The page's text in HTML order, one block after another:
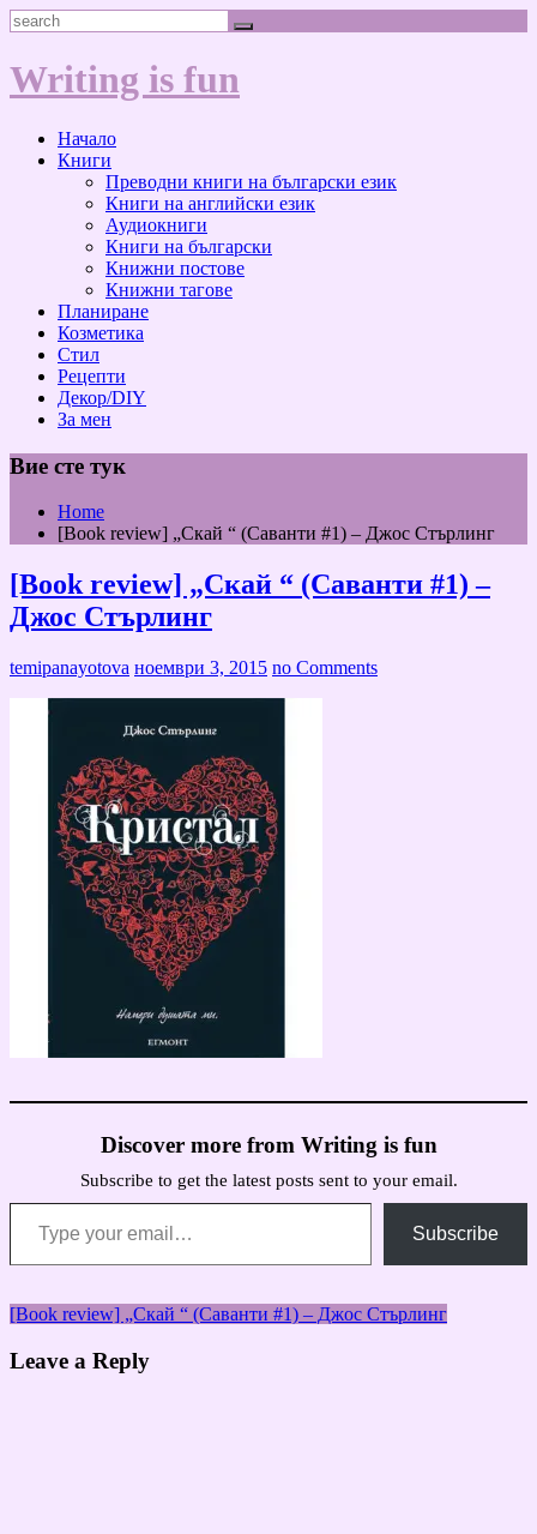
Skip
Search
Writing is fun
Начало
Книги
Преводни книги на български език
Книги на английски език
Аудиокниги
Книги на български
Книжни постове
Книжни тагове
Планиране
Козметика
Стил
Рецепти
Декор/DIY
За мен
Вие сте тук
Home
[Book review] „Скай “ (Саванти #1) – Джос Стърлинг
[Book review] „Скай “ (Саванти #1) –
Джос Стърлинг
temipanayotova ноември 3, 2015 no Comments
Discover more from Writing is fun
Subscribe to get the latest posts sent to your email.
Type your email…
Subscribe
Навигация
[Book review] „Скай “ (Саванти #1) – Джос Стърлинг
Leave a Reply